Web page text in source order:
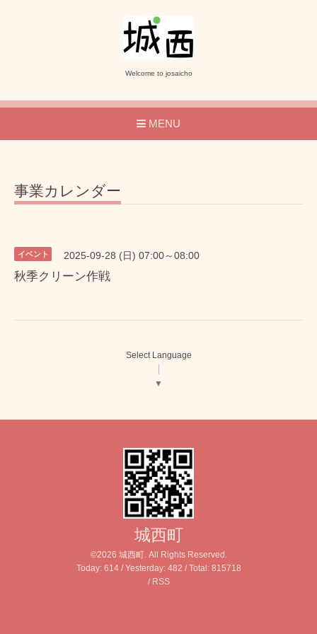
Welcome to josaicho
MENU
事業カレンダー
イベント 2025-09-28 (日) 07:00～08:00
秋季クリーン作戦
Select Language
▼
城西町
©2026 城西町. All Rights Reserved.
Today: 614/ Yesterday: 482 / Total: 815718
/ RSS